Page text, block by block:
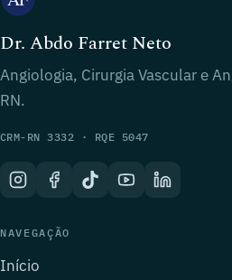
Dr. Abdo Farret Neto
Angiologia, Cirurgia Vascular e
RN.
CRM-RN 3332 · RQE 5047
NAVEGAÇÃO
Início